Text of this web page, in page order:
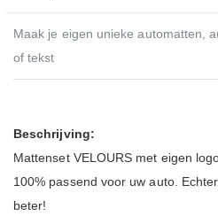
Maak je eigen unieke automatten,
of tekst
Beschrijving:
Mattenset VELOURS met eigen
100% passend voor uw auto.
beter!